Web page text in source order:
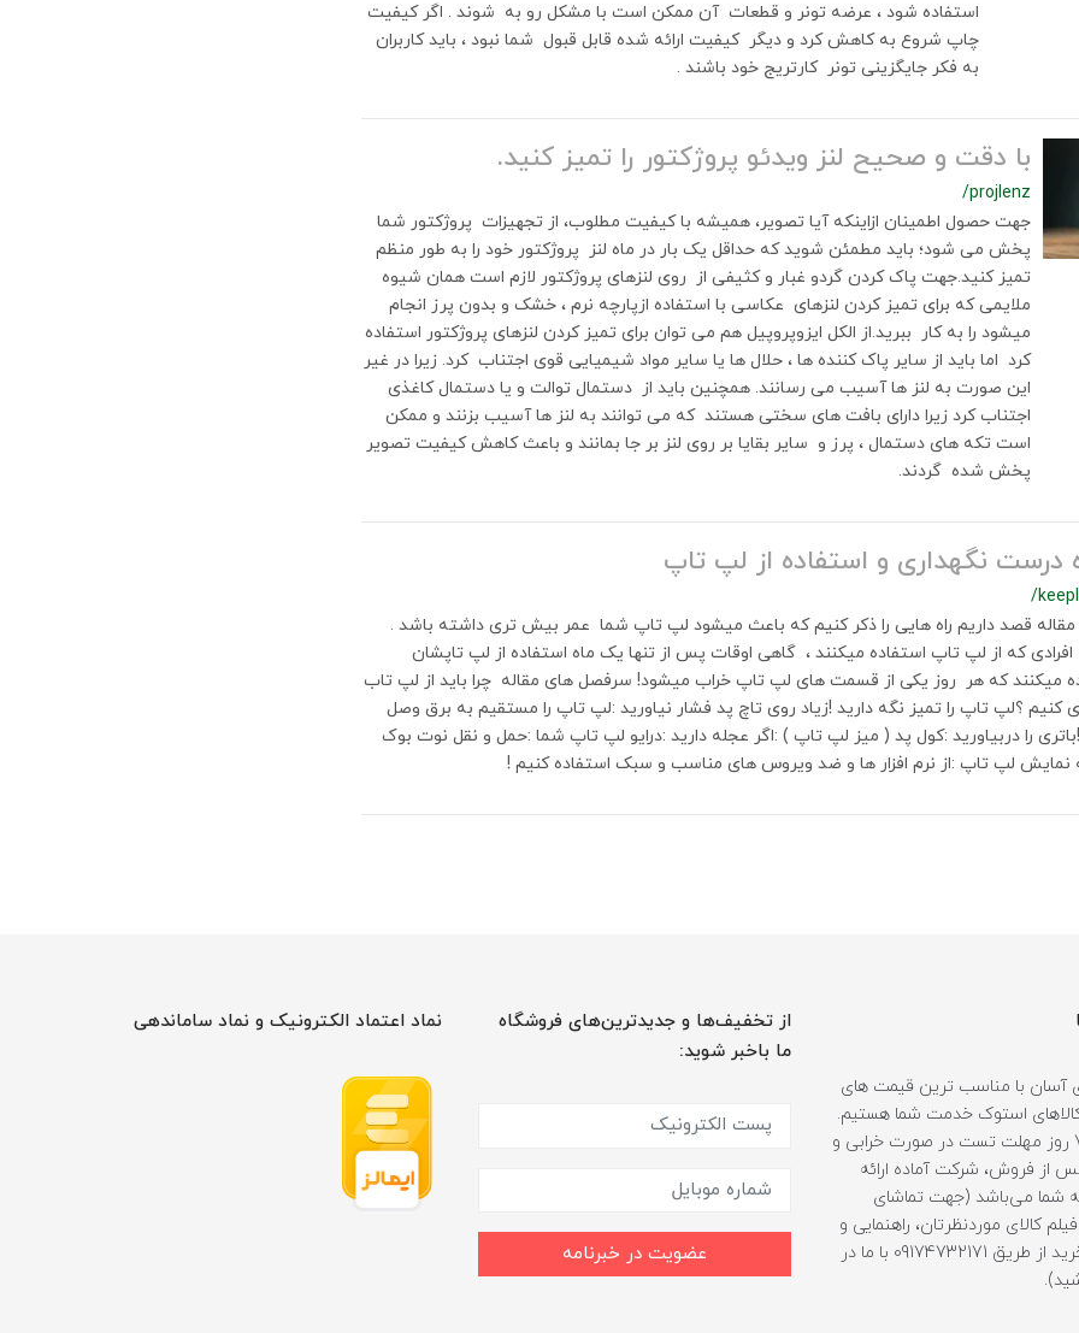
استفاده شود ، عرضه تونر و قطعات آن ممکن است با مشکل رو به شوند . اگر کیفیت
چاپ شروع به کاهش کرد و دیگر کیفیت ارائه شده قابل قبول شما نبود ، باید کاربران
به فکر جایگزینی تونر کارتریج خود باشند .
با دقت و صحیح لنز ویدئو پروژکتور را تمیز کنید.
/projlenz
جهت حصول اطمینان ازاینکه آیا تصویر، همیشه با کیفیت مطلوب، از تجهیزات پروژکتور شما
پخش می شود؛ باید مطمئن شوید که حداقل یک بار در ماه لنز پروژکتور خود را به طور منظم
تمیز کنید.جهت پاک کردن گردو غبار و کثیفی از روی لنزهای پروژکتور لازم است همان شیوه
ملایمی که برای تمیز کردن لنزهای عکاسی با استفاده ازپارچه نرم ، خشک و بدون پرز انجام
میشود را به کار ببرید.از الکل ایزوپروپیل هم می توان برای تمیز کردن لنزهای پروژکتور استفاده
کرد اما باید از سایر پاک کننده ها ، حلال ها یا سایر مواد شیمیایی قوی اجتناب کرد. زیرا در غیر
این صورت به لنز ها آسیب می رسانند. همچنین باید از دستمال توالت و یا دستمال کاغذی
اجتناب کرد زیرا دارای بافت های سختی هستند که می توانند به لنز ها آسیب بزنند و ممکن
است تکه های دستمال ، پرز و سایر بقایا بر روی لنز بر جا بمانند و باعث کاهش کیفیت تصویر
پخش شده گردند.
درست نگهداری و استفاده از لپ تاپ
/
مقاله قصد داریم راه هایی را ذکر کنیم که باعث میشود لپ تاپ شما عمر بیش تری داشته باشد .
افرادی که از لپ تاپ استفاده میکنند ، گاهی اوقات پس از تنها یک ماه استفاده از لپ تاپشان
میکنند که هر روز یکی از قسمت های لپ تاپ خراب میشود! سرفصل های مقاله چرا باید از لپ تاب
کنیم ؟لپ تاپ را تمیز نگه دارید !زیاد روی تاچ پد فشار نیاورید :لپ تاپ را مستقیم به برق وصل
را دربیاورید :کول پد ( میز لپ تاپ ) :اگر عجله دارید :درایو لپ تاپ شما :حمل و نقل نوت بوک
لپ تاپ :از نرم افزار ها و ضد ویروس های مناسب و سبک استفاده کنیم !
آسان با مناسب ترین قیمت های
کالاهای استوک خدمت شما هستیم.
همراه با 7 روز مهلت تست در صورت خرابی و
از فروش، شرکت آماده ارائه
شما می‌باشد (جهت تماشای
کالای موردنظرتان، راهنمایی و
مشاوره خرید از طریق 09174732171 با ما در
از تخفیف‌ها و جدیدترین‌های فروشگاه
ما باخبر شوید:
عضویت در خبرنامه
نماد اعتماد الکترونیک و نماد ساماندهی